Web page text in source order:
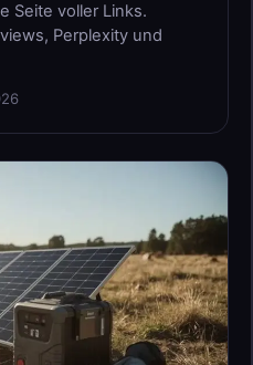
Seite voller Links.
Perplexity und